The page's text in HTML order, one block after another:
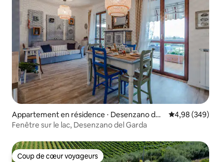
Appartement en résidence ⋅ Desenzano del
Garda
Évaluation
4,98 (349)
Fenêtre sur le lac, Desenzano del Garda
Coup de cœur voyageurs